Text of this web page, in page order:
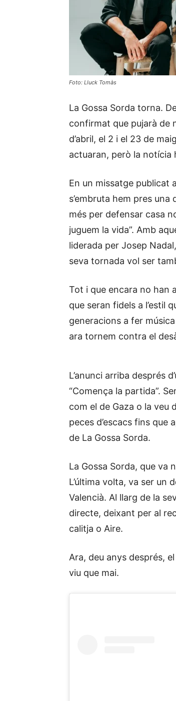
Foto: Lluck Tomàs
La Gossa Sorda torna.
confirmat que pujarà de
d’abril, el 2 i el 23 de
actuaran, però la notícia
En un missatge publicat
s’embruta hem pres
més per defensar casa
juguem la vida”. Amb
liderada per Josep
seva tornada vol ser
Tot i que encara no han
que seran fidels a l’estil
generacions a fer
ara tornem contra el
L’anunci arriba després
“Comença la partida”.
com el de Gaza o la veu
peces d’escacs fins
de La Gossa Sorda.
La Gossa Sorda, que va
L’última volta, va ser un
Valencià. Al llarg de la
directe, deixant per al
calitja o Aire.
Ara, deu anys després,
viu que mai.